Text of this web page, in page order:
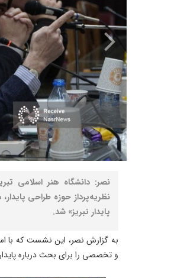
نصر: دانشگاه هنر اسلامی
نظریه‌پرداز حوزه طراحی
پایدار تبریز» شد.
به گزارش نصر، این نشست که با
و تخصصی را برای بحث درباره